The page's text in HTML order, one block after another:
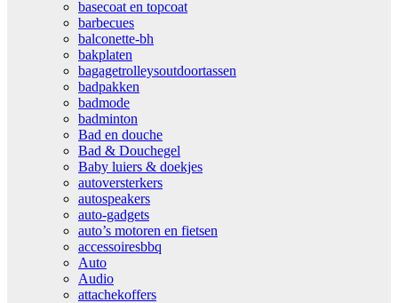
basecoat en topcoat
barbecues
balconette-bh
bakplaten
bagagetrolleysoutdoortassen
badpakken
badmode
badminton
Bad en douche
Bad & Douchegel
Baby luiers & doekjes
autoversterkers
autospeakers
auto-gadgets
auto’s motoren en fietsen
accessoiresbbq
Auto
Audio
attachekoffers